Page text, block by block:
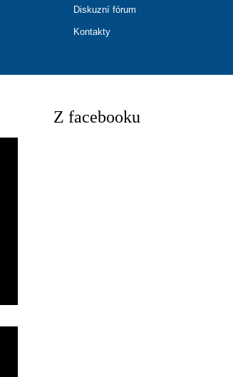
Diskuzní fórum
Kontakty
Z facebooku